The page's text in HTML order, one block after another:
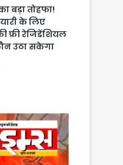
बड़ा तोहफा!
के लिए
फ्री रेजिडेंशियल
उठा सकेगा